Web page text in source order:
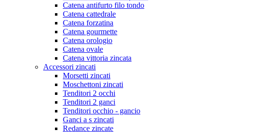
Catena antifurto filo tondo
Catena cattedrale
Catena forzatina
Catena gourmette
Catena orologio
Catena ovale
Catena vittoria zincata
Accessori zincati
Morsetti zincati
Moschettoni zincati
Tenditori 2 occhi
Tenditori 2 ganci
Tenditori occhio - gancio
Ganci a s zincati
Redance zincate